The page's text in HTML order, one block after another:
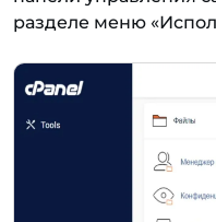
разделе меню «